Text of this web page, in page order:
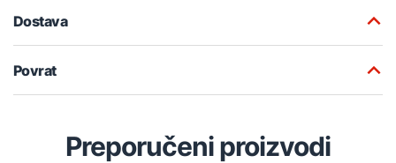
Dostava
Povrat
Preporučeni proizvodi